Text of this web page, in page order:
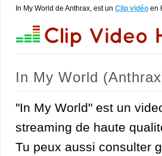
In My World de Anthrax, est un Clip vidéo en
In My World
"In My World" est un
streaming de haute
Tu peux aussi consulter